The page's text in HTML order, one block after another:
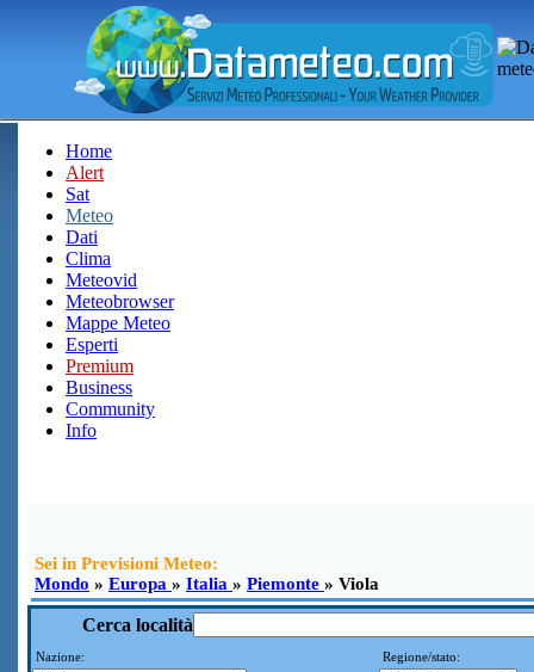
Home
Alert
Sat
Meteo
Dati
Clima
Meteovid
Meteobrowser
Mappe Meteo
Esperti
Premium
Business
Community
Info
Sei in Previsioni Meteo:
Mondo » Europa » Italia » Piemonte » Viola
Cerca località
Nazione: Regione/stato: